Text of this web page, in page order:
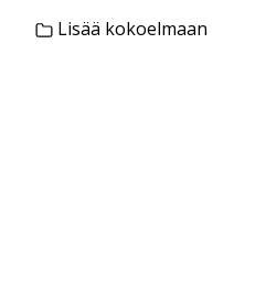
Lisää kokoelmaan